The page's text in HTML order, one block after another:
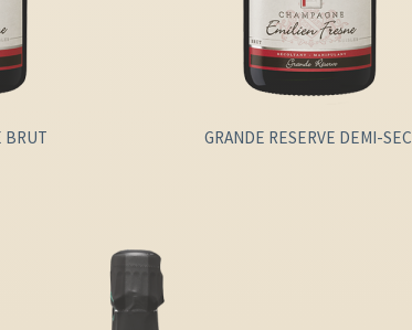
BRUT GRANDE RESERVE DEMI-SEC